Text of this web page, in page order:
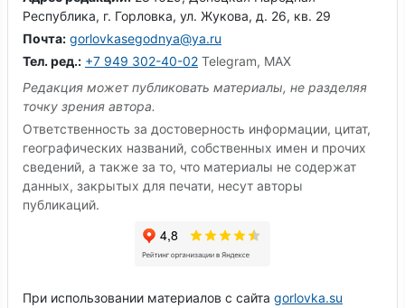
Республика, г. Горловка, ул. Жукова, д. 26, кв. 29
Почта: gorlovkasegodnya@ya.ru
Тел. ред.: +7 949 302-40-02 Telegram, MAX
Редакция может публиковать материалы, не разделяя
точку зрения автора.
Ответственность за достоверность информации, цитат,
географических названий, собственных имен и прочих
сведений, а также за то, что материалы не содержат
данных, закрытых для печати, несут авторы
публикаций.
При использовании материалов с сайта gorlovka.su